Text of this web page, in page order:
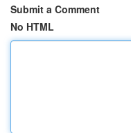
Submit a Comment
No HTML